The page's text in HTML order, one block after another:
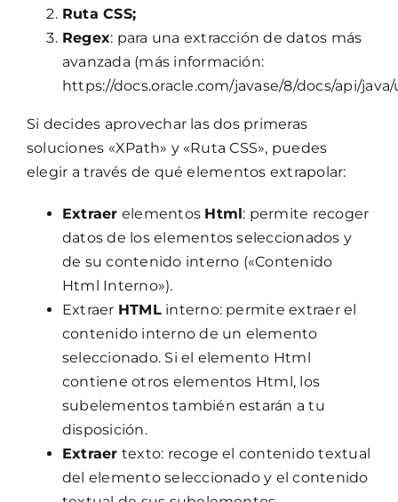
Ruta CSS;
Regex: para una extracción de datos más
avanzada (más información:
https://docs.oracle.com/javase/8/docs/api/
Si decides aprovechar las dos primeras
soluciones «XPath» y «Ruta CSS», puedes
elegir a través de qué elementos extrapolar:
Extraer elementos Html: permite recoger
datos de los elementos seleccionados y
de su contenido interno («Contenido
Html Interno»).
Extraer HTMLinterno: permite extraer el
contenido interno de un elemento
seleccionado. Si el elemento Html
contiene otros elementos Html, los
subelementos también estarán a tu
disposición.
Extraer texto: recoge el contenido textual
del elemento seleccionado y el contenido